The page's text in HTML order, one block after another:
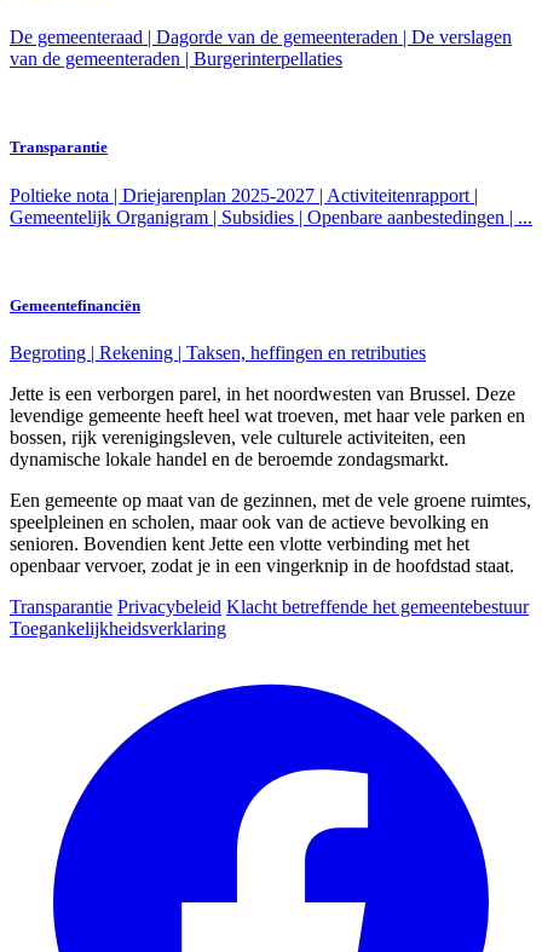
De gemeenteraad | Dagorde van de gemeenteraden | De verslagen
van de gemeenteraden | Burgerinterpellaties
Transparantie
Poltieke nota | Driejarenplan 2025-2027 | Activiteitenrapport |
Gemeentelijk Organigram | Subsidies | Openbare aanbestedingen | ...
Gemeentefinanciën
Begroting | Rekening | Taksen, heffingen en retributies
Jette is een verborgen parel, in het noordwesten van Brussel. Deze
levendige gemeente heeft heel wat troeven, met haar vele parken en
bossen, rijk verenigingsleven, vele culturele activiteiten, een
dynamische lokale handel en de beroemde zondagsmarkt.
Een gemeente op maat van de gezinnen, met de vele groene ruimtes,
speelpleinen en scholen, maar ook van de actieve bevolking en
senioren. Bovendien kent Jette een vlotte verbinding met het
openbaar vervoer, zodat je in een vingerknip in de hoofdstad staat.
Transparantie Privacybeleid Klacht betreffende het gemeentebestuur
Toegankelijkheidsverklaring